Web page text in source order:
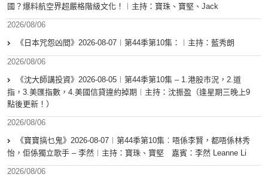
國？爆料航空界超嚴格階級文化！︱主持：寶珠、寶堅、Jack
2026/08/06
《日本咒怨凶間》2026-08-07︱第44季第10集：︱主持：藍秀朗
2026/08/06
《沈大師講投資》2026-08-05︱第44季第10集 – 1.港股市況，2.道
指，3.美匯指數，4.美國信貸違約掉期︱主持：沈振盈（逢星期三晚上9
點後更新！）
2026/08/06
《寶寶搞乜鬼》2026-08-07︱第44季第10集︰唔係李賢，都唔係林秀
怡，佢係獨立歌手 – 李然︱主持：寶珠、寶堅 嘉賓：李然 Leanne Li
2026/08/06